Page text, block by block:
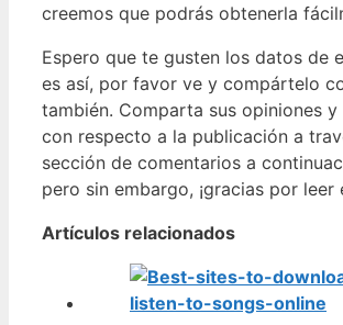
creemos que podrás obtenerla
Espero que te gusten los datos de
es así, por favor ve y compártelo
también. Comparta sus opiniones y
con respecto a la publicación a
sección de comentarios a
pero sin embargo, ¡gracias por leer
Artículos relacionados